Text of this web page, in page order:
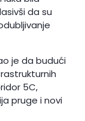
da su
je da budući
5C,
pruge i novi